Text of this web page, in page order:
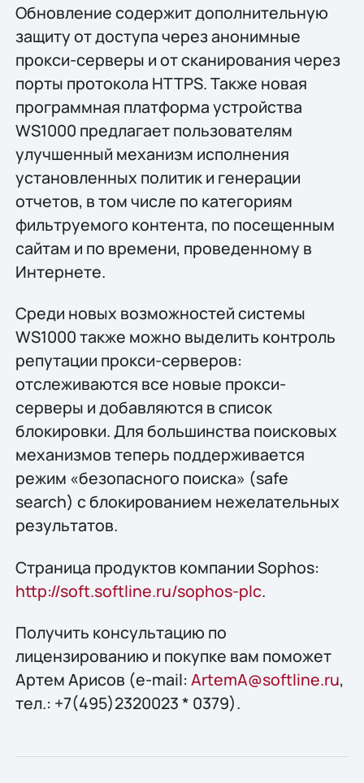
Обновление содержит дополнительную
защиту от доступа через анонимные
прокси-серверы и от сканирования через
порты протокола HTTPS. Также новая
программная платформа устройства
WS1000 предлагает пользователям
улучшенный механизм исполнения
установленных политик и генерации
отчетов, в том числе по категориям
фильтруемого контента, по посещенным
сайтам и по времени, проведенному в
Интернете.
Среди новых возможностей системы
WS1000 также можно выделить контроль
репутации прокси-серверов:
отслеживаются все новые прокси-
серверы и добавляются в список
блокировки. Для большинства поисковых
механизмов теперь поддерживается
режим «безопасного поиска» (safe
search) с блокированием нежелательных
результатов.
Страница продуктов компании Sophos:
http://soft.softline.ru/sophos-plc.
Получить конcультацию по
лицензированию и покупке вам поможет
Артем Арисов (e-mail: ArtemA@softline.ru,
тел.: +7(495)2320023 * 0379).